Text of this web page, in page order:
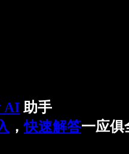
AI 助手
，快速解答一应俱